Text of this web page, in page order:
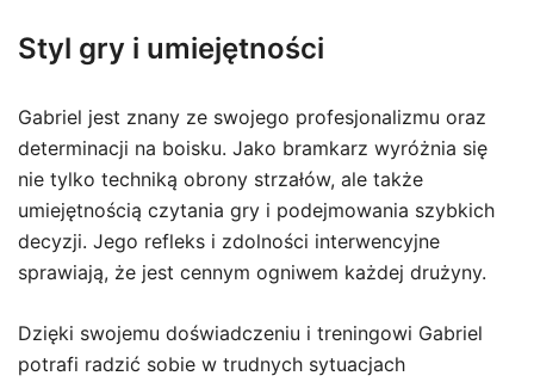
Styl gry i umiejętności
Gabriel jest znany ze swojego profesjonalizmu oraz
determinacji na boisku. Jako bramkarz wyróżnia się
nie tylko techniką obrony strzałów, ale także
umiejętnością czytania gry i podejmowania szybkich
decyzji. Jego refleks i zdolności interwencyjne
sprawiają, że jest cennym ogniwem każdej drużyny.
Dzięki swojemu doświadczeniu i treningowi Gabriel
potrafi radzić sobie w trudnych sytuacjach